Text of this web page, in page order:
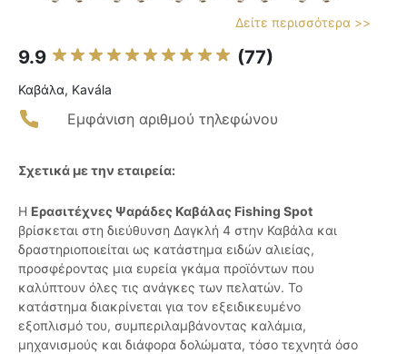
Δείτε περισσότερα >>
9.9 (77)
Καβάλα, Kavála
Εμφάνιση αριθμού τηλεφώνου
Σχετικά με την εταιρεία:
Η Ερασιτέχνες Ψαράδες Καβάλας Fishing Spot
βρίσκεται στη διεύθυνση Δαγκλή 4 στην Καβάλα και
δραστηριοποιείται ως κατάστημα ειδών αλιείας,
προσφέροντας μια ευρεία γκάμα προϊόντων που
καλύπτουν όλες τις ανάγκες των πελατών. Το
κατάστημα διακρίνεται για τον εξειδικευμένο
εξοπλισμό του, συμπεριλαμβάνοντας καλάμια,
μηχανισμούς και διάφορα δολώματα, τόσο τεχνητά όσο